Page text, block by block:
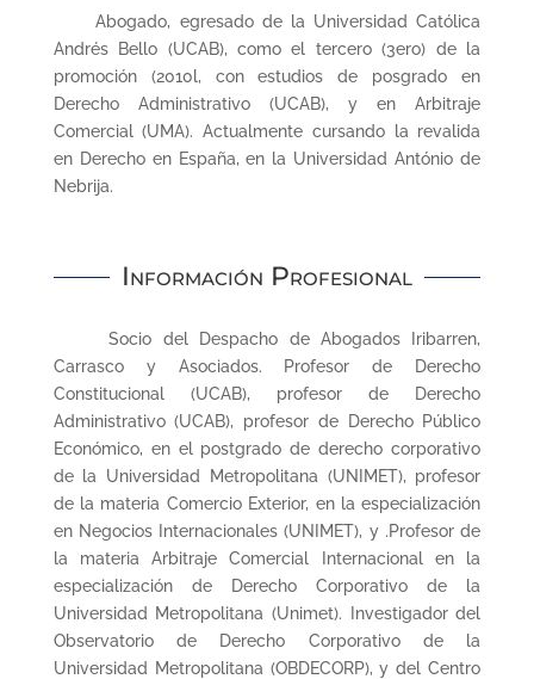
Abogado, egresado de la Universidad Católica
Andrés Bello (UCAB), como el tercero (3ero) de la
promoción (2010l, con estudios de posgrado en
Derecho Administrativo (UCAB), y en Arbitraje
Comercial (UMA). Actualmente cursando la revalida
en Derecho en España, en la Universidad António de
Nebrija.
Información Profesional
Socio del Despacho de Abogados Iribarren,
Carrasco y Asociados. Profesor de Derecho
Constitucional (UCAB), profesor de Derecho
Administrativo (UCAB), profesor de Derecho Público
Económico, en el postgrado de derecho corporativo
de la Universidad Metropolitana (UNIMET), profesor
de la materia Comercio Exterior, en la especialización
en Negocios Internacionales (UNIMET), y .Profesor de
la materia Arbitraje Comercial Internacional en la
especialización de Derecho Corporativo de la
Universidad Metropolitana (Unimet). Investigador del
Observatorio de Derecho Corporativo de la
Universidad Metropolitana (OBDECORP), y del Centro